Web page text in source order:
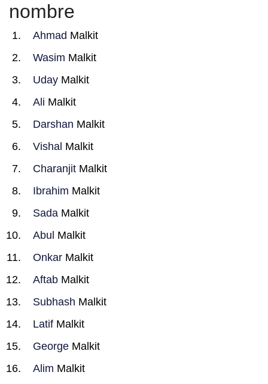
nombre
Ahmad Malkit
Wasim Malkit
Uday Malkit
Ali Malkit
Darshan Malkit
Vishal Malkit
Charanjit Malkit
Ibrahim Malkit
Sada Malkit
Abul Malkit
Onkar Malkit
Aftab Malkit
Subhash Malkit
Latif Malkit
George Malkit
Alim Malkit